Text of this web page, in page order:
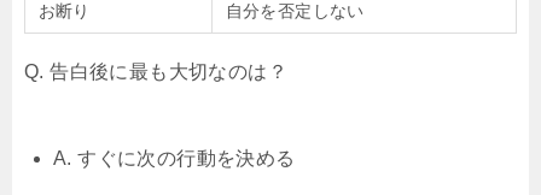
お断り 自分を否定しない
Q. 告白後に最も大切なのは？
A. すぐに次の行動を決める